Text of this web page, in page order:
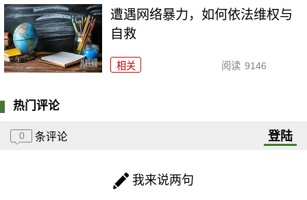
遭遇网络暴力，如何依法维权与
自救
相关 阅读 9146
热门评论
0 条评论 登陆
我来说两句